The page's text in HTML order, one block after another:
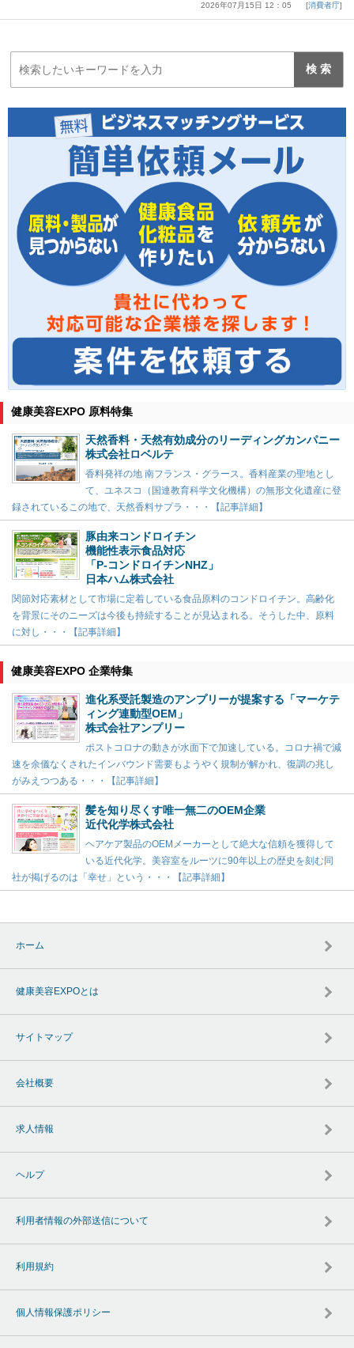
2026年07月15日 12：05 消費者庁
健康美容EXPO 原料特集
天然香料・天然有効成分のリーディングカンパニー
株式会社ロベルテ
香料発祥の地 南フランス・グラース。香料産業の聖地とし
て、ユネスコ（国連教育科学文化機構）の無形文化遺産に登
録されているこの地で、天然香料サプラ・・・【記事詳細】
豚由来コンドロイチン
機能性表示食品対応
「P-コンドロイチンNHZ」
日本ハム株式会社
関節対応素材として市場に定着している食品原料のコンドロイチン。高齢化
を背景にそのニーズは今後も持続することが見込まれる。そうした中、原料
に対し・・・【記事詳細】
健康美容EXPO 企業特集
進化系受託製造のアンプリーが提案する「マーケテ
ィング連動型OEM」
株式会社アンプリー
ポストコロナの動きが水面下で加速している。コロナ禍で減
速を余儀なくされたインバウンド需要もようやく規制が解かれ、復調の兆し
がみえつつある・・・【記事詳細】
髪を知り尽くす唯一無二のOEM企業
近代化学株式会社
ヘアケア製品のOEMメーカーとして絶大な信頼を獲得して
いる近代化学。美容室をルーツに90年以上の歴史を刻む同
社が掲げるのは「幸せ」という・・・【記事詳細】
ホーム
健康美容EXPOとは
サイトマップ
会社概要
求人情報
ヘルプ
利用者情報の外部送信について
利用規約
個人情報保護ポリシー